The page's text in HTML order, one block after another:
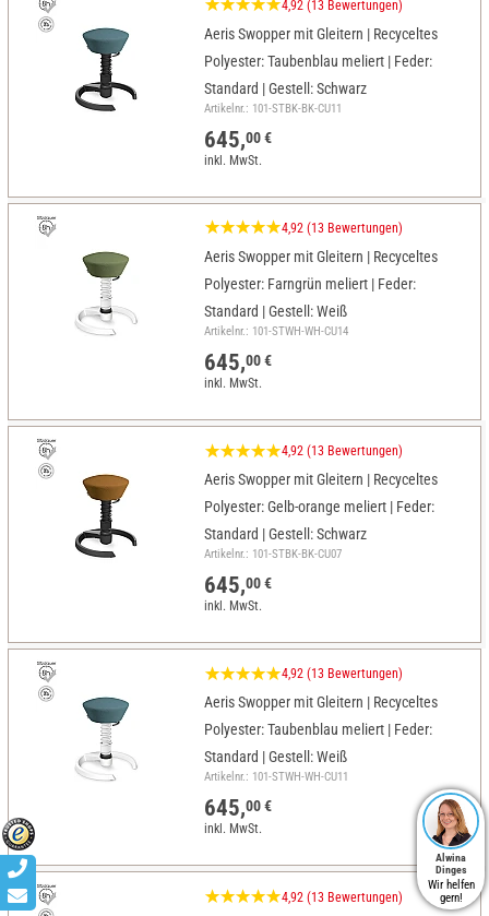
4,92 (13 Bewertungen)
Aeris Swopper mit Gleitern | Recyceltes
Polyester: Taubenblau meliert | Feder:
Standard | Gestell: Schwarz
Artikelnr.: 101-STBK-BK-CU11
645,00 €
inkl. MwSt.
4,92 (13 Bewertungen)
Aeris Swopper mit Gleitern | Recyceltes
Polyester: Farngrün meliert | Feder:
Standard | Gestell: Weiß
Artikelnr.: 101-STWH-WH-CU14
645,00 €
inkl. MwSt.
4,92 (13 Bewertungen)
Aeris Swopper mit Gleitern | Recyceltes
Polyester: Gelb-orange meliert | Feder:
Standard | Gestell: Schwarz
Artikelnr.: 101-STBK-BK-CU07
645,00 €
inkl. MwSt.
4,92 (13 Bewertungen)
Aeris Swopper mit Gleitern | Recyceltes
Polyester: Taubenblau meliert | Feder:
Standard | Gestell: Weiß
Artikelnr.: 101-STWH-WH-CU11
645,00 €
inkl. MwSt.
4,92 (13 Bewertungen)
Alwina
Dinges
Wir helfen
gern!